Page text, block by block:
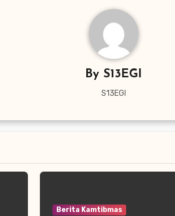
By S13EGI
S13EGI
Berita Kamtibmas